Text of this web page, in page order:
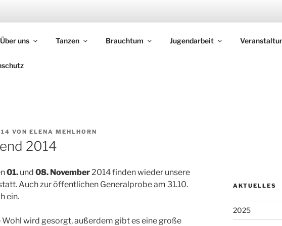
IN EGRINGEN
Über uns Tanzen Brauchtum Jugendarbeit
VON ELENA MEHLHORN
2014
01. und 08. November2014 finden wieder unsere
Auch zur öffentlichen Generalprobe am 31.10.
ein.
Wohl wird gesorgt, außerdem gibt es eine große
AKTUELLES
2025